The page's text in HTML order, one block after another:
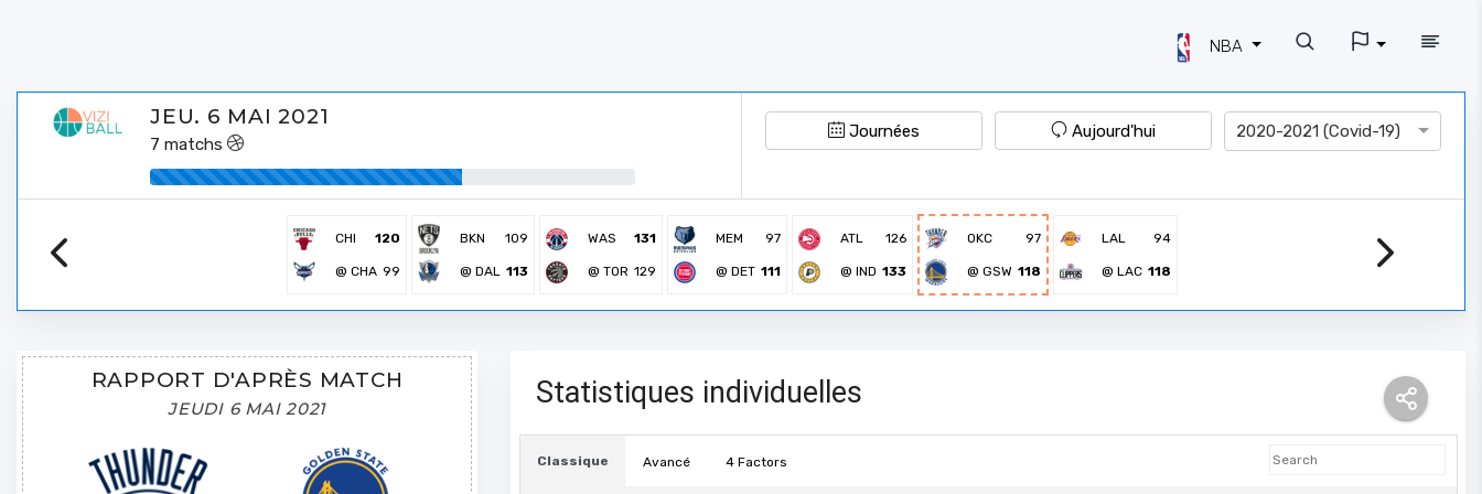
NBA
JEU. 6 MAI 2021
7 matchs
Journées Aujourd'hui 2020-2021 (Covid-19)
CHI 120
@ CHA 99
BKN 109
@ DAL 113
WAS 131
@ TOR 129
MEM 97
@ DET 111
ATL 126
@ IND 133
OKC 97
@ GSW 118
LAL 94
@ LAC 118
RAPPORT D'APRÈS MATCH
JEUDI 6 MAI 2021 Statistiques individuelles
Classique Avancé 4 Factors